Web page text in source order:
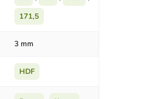
171,5
3 mm
HDF